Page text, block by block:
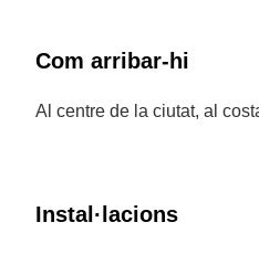
Com arribar-hi
Al centre de la ciutat, al
Instal·lacions